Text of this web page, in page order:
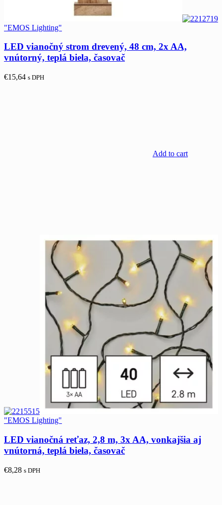
"EMOS Lighting"
LED vianočný strom drevený, 48 cm, 2x AA,
vnútorný, teplá biela, časovač
€15,64 s DPH
Add to cart
"EMOS Lighting"
LED vianočná reťaz, 2,8 m, 3x AA, vonkajšia aj
vnútorná, teplá biela, časovač
€8,28 s DPH